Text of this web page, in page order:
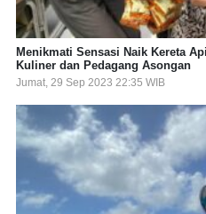
Menikmati Sensasi Naik Kereta
Kuliner dan Pedagang Asongan
Jumat, 29 Sep 2023 22:35 WIB